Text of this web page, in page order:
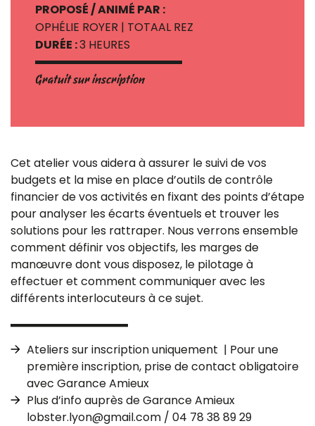
PROPOSÉ / ANIMÉ PAR :
OPHÉLIE ROYER | TOTAAL REZ
DURÉE :3 HEURES
Gratuit sur inscription
Cet atelier vous aidera à assurer le suivi de vos
budgets et la mise en place d’outils de contrôle
financier de vos activités en fixant des points d’étape
pour analyser les écarts éventuels et trouver les
solutions pour les rattraper. Nous verrons ensemble
comment définir vos objectifs, les marges de
manœuvre dont vous disposez, le pilotage à
effectuer et comment communiquer avec les
différents interlocuteurs à ce sujet.
Ateliers sur inscription uniquement | Pour une
première inscription, prise de contact obligatoire
avec Garance Amieux
Plus d’info auprès de Garance Amieux
lobster.lyon@gmail.com / 04 78 38 89 29